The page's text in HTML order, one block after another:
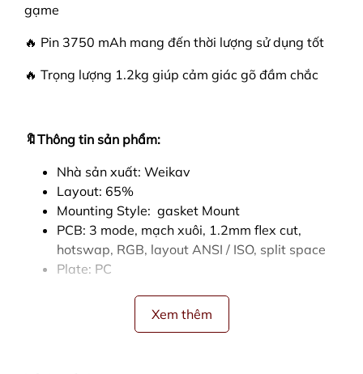
gạme
🔥 Pin 3750 mAh mang đến thời lượng sử dụng tốt
🔥 Trọng lượng 1.2kg giúp cảm giác gõ đầm chắc
🔖Thông tin sản phẩm:
Nhà sản xuất: Weikav
Layout: 65%
Mounting Style: gasket Mount
PCB: 3 mode, mạch xuôi, 1.2mm flex cut,
hotswap, RGB, layout ANSI / ISO, split space
Plate: PC
Trọng lượng: 1.2 kg
Kit có sẵn đầy đủ foam
Xem thêm